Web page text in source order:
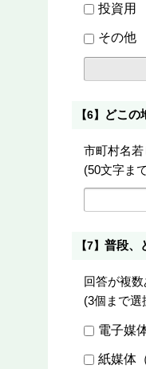
投資用
その他
【6】 どこの
市町村名
(50文字ま
【7】 普段、
回答が複
(3個まで選
電子媒
紙媒体